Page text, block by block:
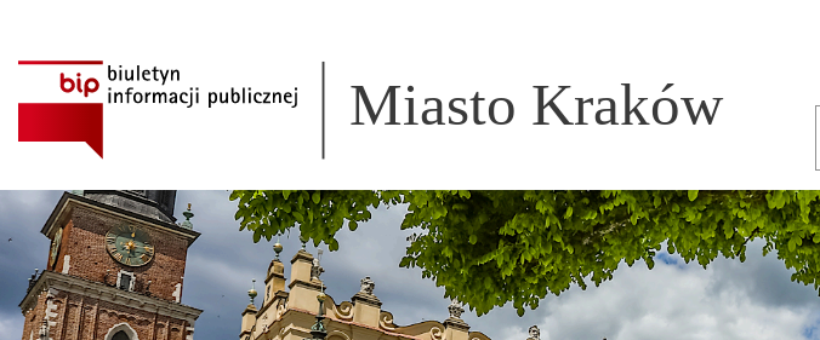
Miasto Kraków